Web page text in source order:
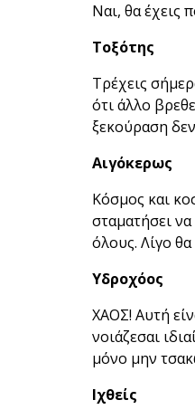
Ναι, θα έχεις
Τοξότης
Τρέχεις
ότι άλλο
ξεκούραση
Αιγόκερως
Κόσμος και
σταματήσει να
όλους. Λίγο θα
Υδροχόος
ΧΑΟΣ! Αυτή
νοιάζεσαι
μόνο μην
Ιχθείς